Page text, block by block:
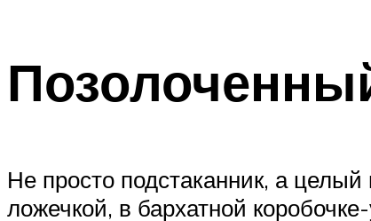
Не просто подстаканник, а
ложечкой, в бархатной